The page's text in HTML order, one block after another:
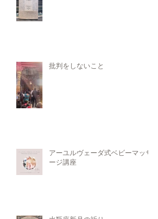
批判をしないこと
アーユルヴェーダ式ベビーマッサ
ージ講座